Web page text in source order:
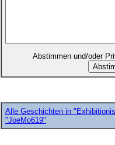
Abstimmen und/oder
Alle Geschichten in
"JoeMo619"